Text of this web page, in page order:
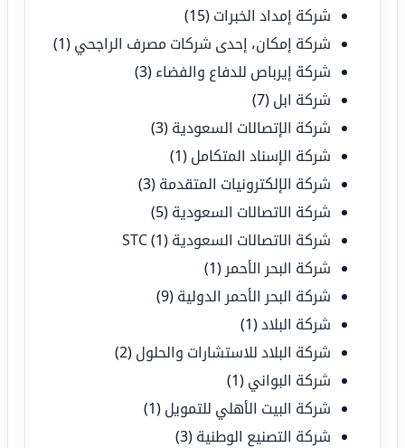
شركة إمداد الخبرات (15)
شركة إمكان، إحدى شركات مصرف الراجحي (1)
شركة إيرباص للدفاع والفضاء (3)
شركة ابل (7)
شركة الإتصالات السعودية (3)
شركة الإسناد المتكامل (1)
شركة الإلكترونيات المتقدمة (3)
شركة الاتصالات السعودية (5)
شركة الاتصالات السعودية STC (1)
شركة البحر الأحمر (1)
شركة البحر الأحمر الدولية (9)
شركة البلاد(1)
شركة البلاد للاستشارات والحلول (2)
شركة البواني (1)
شركة البيت الأهلي للتمويل (1)
شركة التصنيع الوطنية (3)